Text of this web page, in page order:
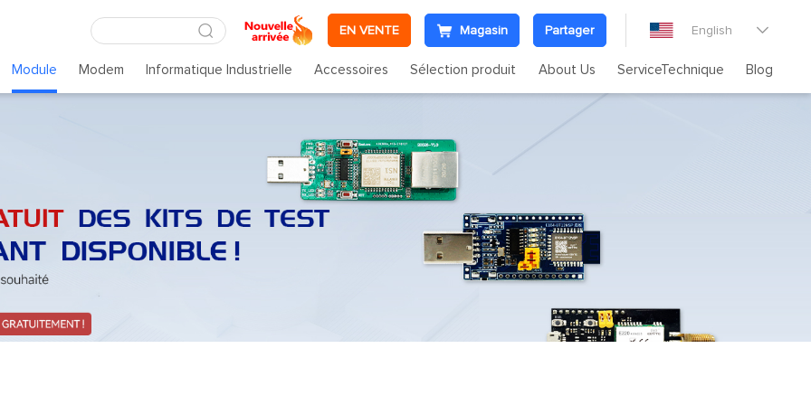
EN VENTE Magasin Partager English 
Module Modem Informatique Industrielle Accessoires Sélection produit About Us ServiceTechnique Blog